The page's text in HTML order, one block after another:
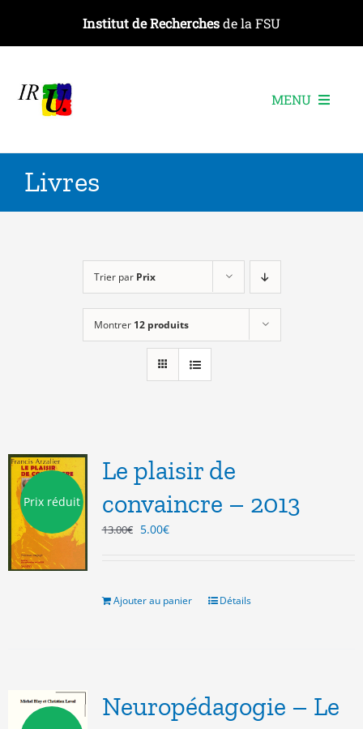
contenu
Institut de Recherchesde la FSU
MENU
Les recherches
Les événements
Livres
Trier par Prix
Montrer 12 produits
Prix réduit
Le plaisir de
convaincre – 2013
13.00€ Le
13.00€.
5.00€Le
5.00€.
Ajouter au panier Détails
Neuropédagogie – Le